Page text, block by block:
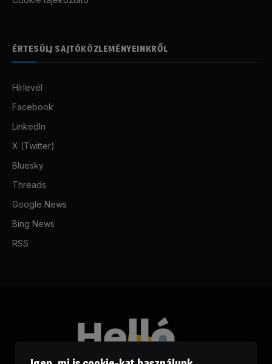
ÉRTESÜLJ SAJTÓKÖZLEMÉNYEINKRŐL
Hírlevél
Facebook
LinkedIn
X (Twitter)
Bluesky
Threads
Google News
Bing News
RSS